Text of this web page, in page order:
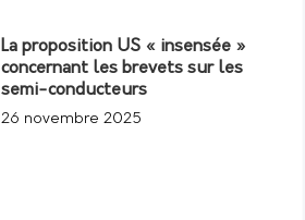
La proposition US « insensée »
concernant les brevets sur les
semi-conducteurs
26 novembre 2025